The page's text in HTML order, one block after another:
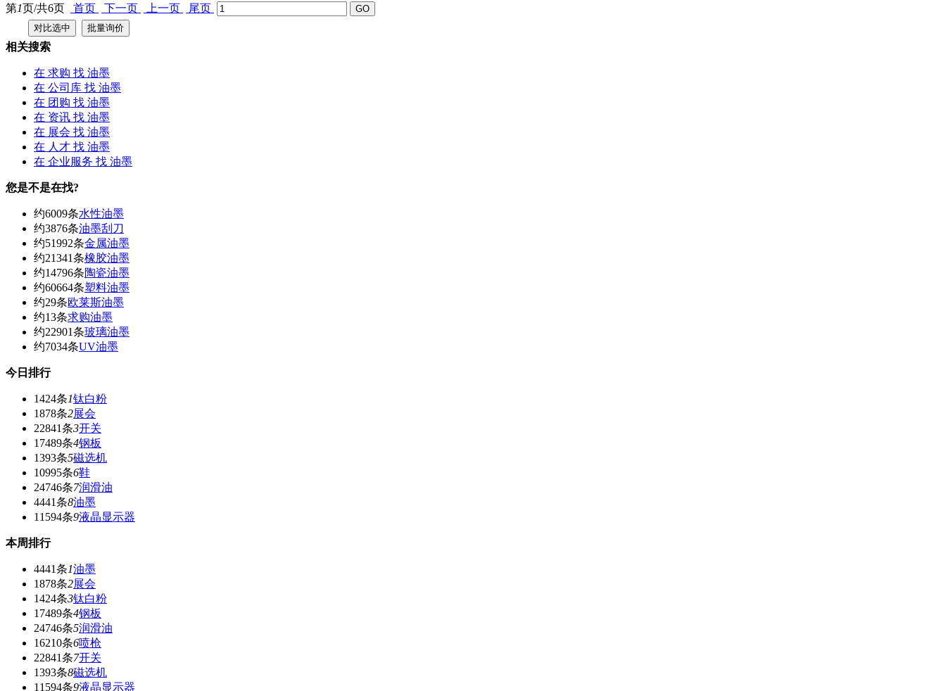
第1页/共6页 首页 下一页 上一页 尾页
相关搜索
在 求购 找 油墨
在 公司库 找 油墨
在 团购 找 油墨
在 资讯 找 油墨
在 展会 找 油墨
在 人才 找 油墨
在 企业服务 找 油墨
您是不是在找?
约6009条水性油墨
约3876条油墨刮刀
约51992条金属油墨
约21341条橡胶油墨
约14796条陶瓷油墨
约60664条塑料油墨
约29条欧莱斯油墨
约13条求购油墨
约22901条玻璃油墨
约7034条UV油墨
今日排行
1424条1钛白粉
1878条2展会
22841条3开关
17489条4钢板
1393条5磁选机
10995条6鞋
24746条7润滑油
4441条8油墨
11594条9液晶显示器
本周排行
4441条1油墨
1878条2展会
1424条3钛白粉
17489条4钢板
24746条5润滑油
16210条6喷枪
22841条7开关
1393条8磁选机
11594条9液晶显示器